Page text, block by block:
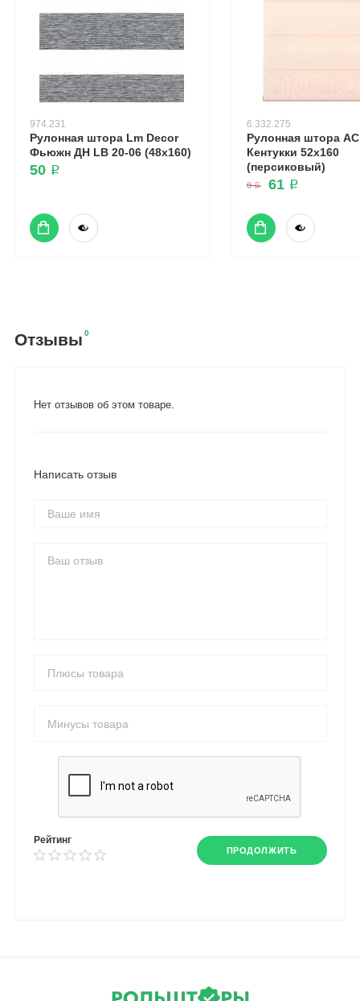
974.231
Рулонная штора Lm Decor
Фьюжн ДН LB 20-06 (48x160)
50 ₽
6.332.275
Рулонная штора
Кентукки 52x160
(персиковый)
0 ₽ 61 ₽
Отзывы 0
Нет отзывов об этом товаре.
Написать отзыв
Рейтинг
ПРОДОЛЖИТЬ